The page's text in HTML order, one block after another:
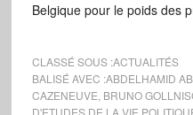
Belgique pour le poids des
CLASSÉ SOUS :ACTUALITÉS
BALISÉ AVEC :ABDELHAMID
CAZENEUVE BRUNO
D'ETUDES DE LA VIE